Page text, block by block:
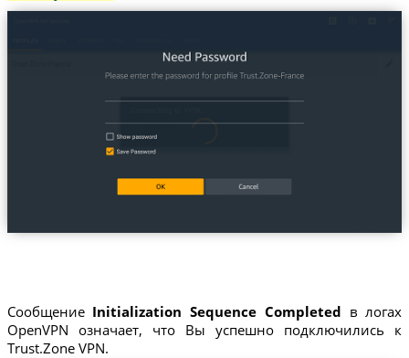
Сообщение Initialization Sequence Completed в логах
OpenVPN означает, что Вы успешно подключились к
Trust.Zone VPN.